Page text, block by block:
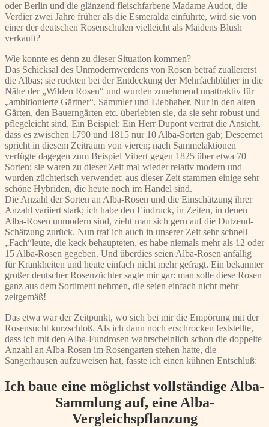
oder Berlin und die glänzend fleischfarbene Madame Audot, die
Verdier zwei Jahre früher als die Esmeralda einführte, wird sie von
einer der deutschen Rosenschulen vielleicht als Maidens Blush
verkauft?
Wie konnte es denn zu dieser Situation kommen?
Das Schicksal des Unmodernwerdens von Rosen betraf zuallererst
die Albas; sie rückten bei der Entdeckung der Mehrfachblüher in die
Nähe der „Wilden Rosen“ und wurden zunehmend unattraktiv für
„ambitionierte Gärtner“, Sammler und Liebhaber. Nur in den alten
Gärten, den Bauerngärten etc. überlebten sie, da sie sehr robust und
pflegeleicht sind. Ein Beispiel: Ein Herr Dupont vertrat die Ansicht,
dass es zwischen 1790 und 1815 nur 10 Alba-Sorten gab; Descemet
spricht in diesem Zeitraum von vieren; nach Sammelaktionen
verfügte dagegen zum Beispiel Vibert gegen 1825 über etwa 70
Sorten; sie waren zu dieser Zeit mal wieder relativ modern und
wurden züchterisch verwendet; aus dieser Zeit stammen einige sehr
schöne Hybriden, die heute noch im Handel sind.
Die Anzahl der Sorten an Alba-Rosen und die Einschätzung ihrer
Anzahl variiert stark; ich habe den Eindruck, in Zeiten, in denen
Alba-Rosen unmodern sind, zieht man sich gern auf die Dutzend-
Schätzung zurück. Nun traf ich auch in unserer Zeit sehr schnell
„Fach“leute, die keck behaupteten, es habe niemals mehr als 12 oder
15 Alba-Rosen gegeben. Und überdies seien Alba-Rosen anfällig
für Krankheiten und heute einfach nicht mehr gefragt. Ein bekannter
großer deutscher Rosenzüchter sagte mir gar: man solle diese Rosen
ganz aus dem Sortiment nehmen, die seien einfach nicht mehr
zeitgemäß!
Das etwa war der Zeitpunkt, wo sich bei mir die Empörung mit der
Rosensucht kurzschloß. Als ich dann noch erschrocken feststellte,
dass ich mit den Alba-Fundrosen wahrscheinlich schon die doppelte
Anzahl an Alba-Rosen im Rosengarten stehen hatte, die
Sangerhausen aufzuweisen hat, fasste ich einen kühnen Entschluß:
Ich baue eine möglichst vollständige Alba-
Sammlung auf, eine Alba-
Vergleichspflanzung